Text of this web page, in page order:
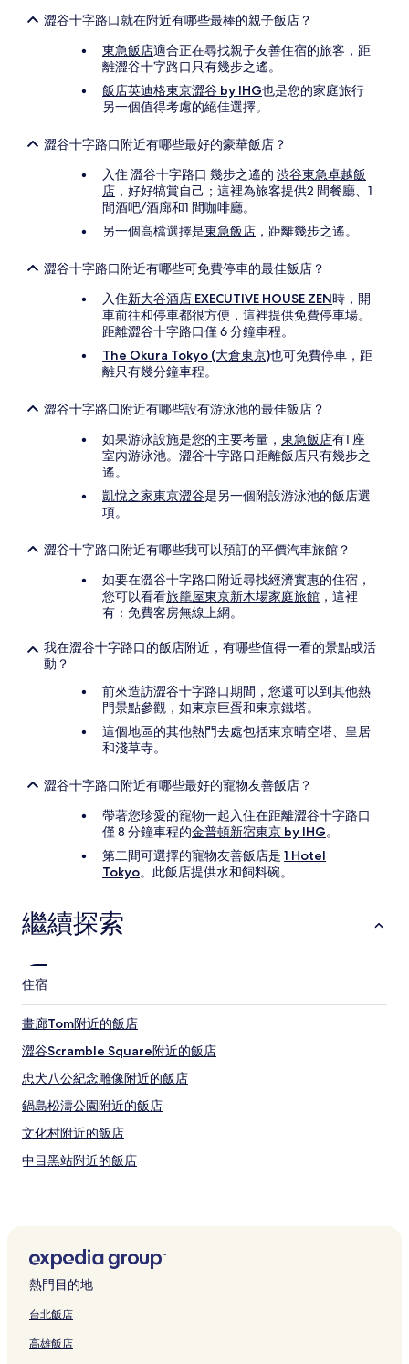
澀谷十字路口就在附近有哪些最棒的親子飯店？
東急飯店適合正在尋找親子友善住宿的旅客，距
離澀谷十字路口只有幾步之遙。
飯店英迪格東京澀谷 by IHG也是您的家庭旅行
另一個值得考慮的絕佳選擇。
澀谷十字路口附近有哪些最好的豪華飯店？
入住 澀谷十字路口 幾步之遙的 渋谷東急卓越飯
店 ，好好犒賞自己；這裡為旅客提供2 間餐廳、1
間酒吧/酒廊和1 間咖啡廳。
另一個高檔選擇是東急飯店 ，距離幾步之遙。
澀谷十字路口附近有哪些可免費停車的最佳飯店？
入住新大谷酒店 EXECUTIVE HOUSE ZEN時，開
車前往和停車都很方便，這裡提供免費停車場。
距離澀谷十字路口僅 6 分鐘車程。
The Okura Tokyo (大倉東京)也可免費停車，距
離只有幾分鐘車程。
澀谷十字路口附近有哪些設有游泳池的最佳飯店？
如果游泳設施是您的主要考量， 東急飯店有1 座
室內游泳池。澀谷十字路口距離飯店只有幾步之
遙。
凱悅之家東京澀谷是另一個附設游泳池的飯店選
項。
澀谷十字路口附近有哪些我可以預訂的平價汽車旅館？
如要在澀谷十字路口附近尋找經濟實惠的住宿，
您可以看看旅籠屋東京新木場家庭旅館 ，這裡
有：免費客房無線上網。
我在澀谷十字路口的飯店附近，有哪些值得一看的景點或活
動？
前來造訪澀谷十字路口期間，您還可以到其他熱
門景點參觀，如東京巨蛋和東京鐵塔。
這個地區的其他熱門去處包括東京晴空塔、皇居
和淺草寺。
澀谷十字路口附近有哪些最好的寵物友善飯店？
帶著您珍愛的寵物一起入住在距離澀谷十字路口
僅 8 分鐘車程的金普頓新宿東京 by IHG。
第二間可選擇的寵物友善飯店是 1 Hotel
Tokyo。此飯店提供水和飼料碗。
繼續探索
住宿
畫廊Tom附近的飯店
澀谷Scramble Square附近的飯店
忠犬八公紀念雕像附近的飯店
鍋島松濤公園附近的飯店
文化村附近的飯店
中目黑站附近的飯店
聲音博物館視野夜店附近的飯店
澀谷 Hikarie 大樓附近的飯店
東京飯店
澀谷 109 百貨附近的飯店
熱門目的地
台北飯店
高雄飯店